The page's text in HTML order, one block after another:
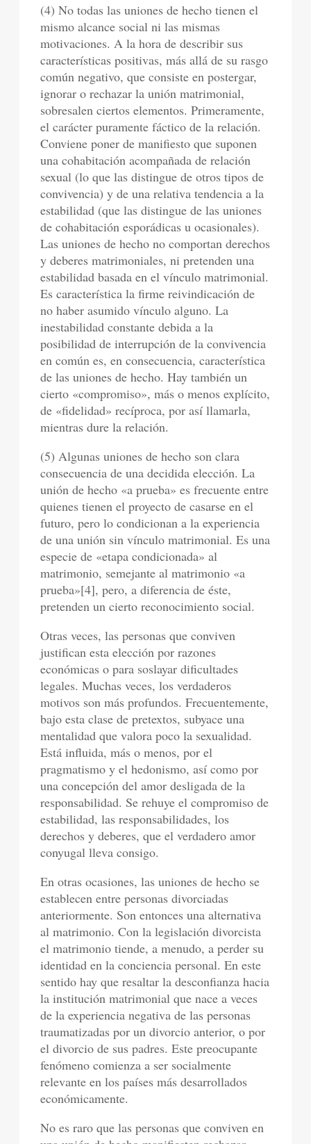
(4) No todas las uniones de hecho tienen el
mismo alcance social ni las mismas
motivaciones. A la hora de describir sus
características positivas, más allá de su rasgo
común negativo, que consiste en postergar,
ignorar o rechazar la unión matrimonial,
sobresalen ciertos elementos. Primeramente,
el carácter puramente fáctico de la relación.
Conviene poner de manifiesto que suponen
una cohabitación acompañada de relación
sexual (lo que las distingue de otros tipos de
convivencia) y de una relativa tendencia a la
estabilidad (que las distingue de las uniones
de cohabitación esporádicas u ocasionales).
Las uniones de hecho no comportan derechos
y deberes matrimoniales, ni pretenden una
estabilidad basada en el vínculo matrimonial.
Es característica la firme reivindicación de
no haber asumido vínculo alguno. La
inestabilidad constante debida a la
posibilidad de interrupción de la convivencia
en común es, en consecuencia, característica
de las uniones de hecho. Hay también un
cierto «compromiso», más o menos explícito,
de «fidelidad» recíproca, por así llamarla,
mientras dure la relación.
(5) Algunas uniones de hecho son clara
consecuencia de una decidida elección. La
unión de hecho «a prueba» es frecuente entre
quienes tienen el proyecto de casarse en el
futuro, pero lo condicionan a la experiencia
de una unión sin vínculo matrimonial. Es una
especie de «etapa condicionada» al
matrimonio, semejante al matrimonio «a
prueba»[4], pero, a diferencia de éste,
pretenden un cierto reconocimiento social.
Otras veces, las personas que conviven
justifican esta elección por razones
económicas o para soslayar dificultades
legales. Muchas veces, los verdaderos
motivos son más profundos. Frecuentemente,
bajo esta clase de pretextos, subyace una
mentalidad que valora poco la sexualidad.
Está influida, más o menos, por el
pragmatismo y el hedonismo, así como por
una concepción del amor desligada de la
responsabilidad. Se rehuye el compromiso de
estabilidad, las responsabilidades, los
derechos y deberes, que el verdadero amor
conyugal lleva consigo.
En otras ocasiones, las uniones de hecho se
establecen entre personas divorciadas
anteriormente. Son entonces una alternativa
al matrimonio. Con la legislación divorcista
el matrimonio tiende, a menudo, a perder su
identidad en la conciencia personal. En este
sentido hay que resaltar la desconfianza hacia
la institución matrimonial que nace a veces
de la experiencia negativa de las personas
traumatizadas por un divorcio anterior, o por
el divorcio de sus padres. Este preocupante
fenómeno comienza a ser socialmente
relevante en los países más desarrollados
económicamente.
No es raro que las personas que conviven en